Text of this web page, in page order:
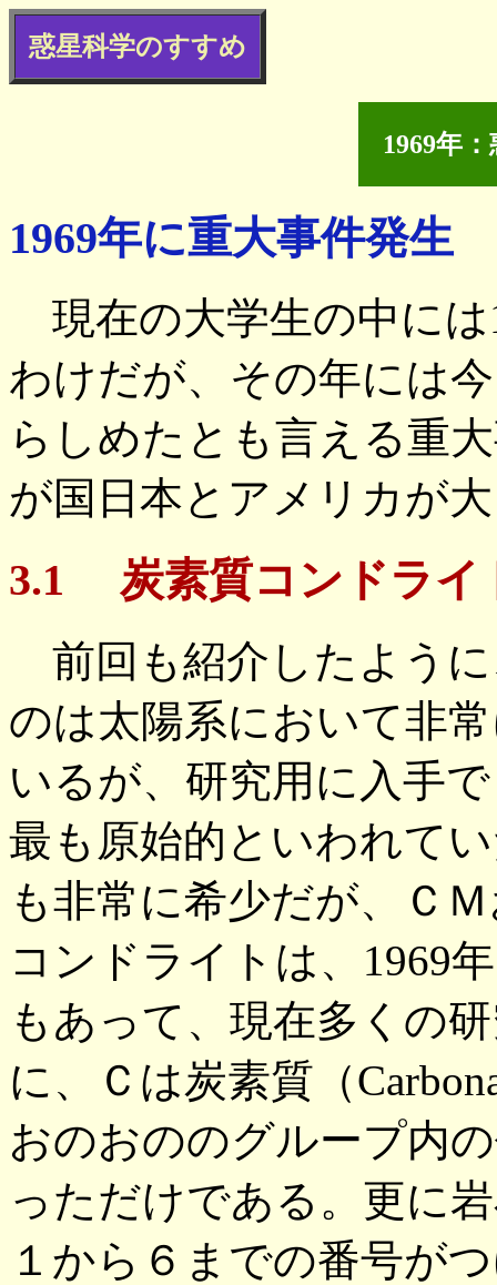
惑星科学のすすめ
1969年
1969年に重大事件発生
現在の大学生の中には
わけだが、その年には
らしめたとも言える重
が国日本とアメリカが
3.1 炭素質コンドライ
前回も紹介したよう
のは太陽系において非
いるが、研究用に入手
最も原始的といわれて
も非常に希少だが、Ｃ
コンドライトは、1969
もあって、現在多くの
に、Ｃは炭素質（
おのおののグループ内
っただけである。更に
１から６までの番号が